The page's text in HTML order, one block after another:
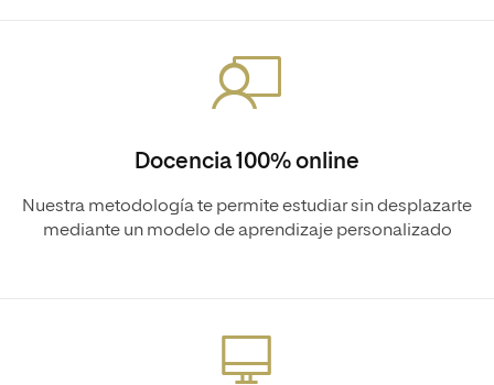
Docencia 100% online
Nuestra metodología te permite estudiar sin desplazarte
mediante un modelo de aprendizaje personalizado